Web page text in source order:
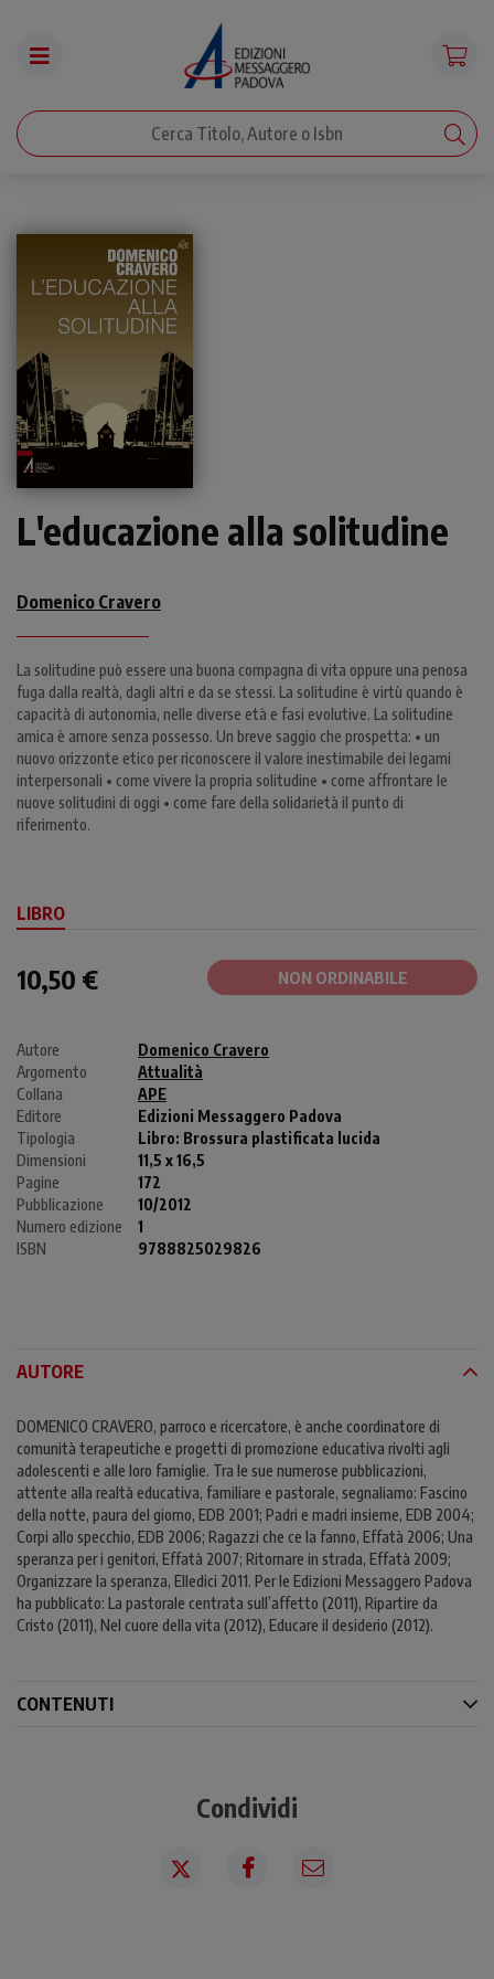
L'educazione alla solitudine
Domenico Cravero
La solitudine può essere una buona compagna di vita oppure una penosa
fuga dalla realtà, dagli altri e da se stessi. La solitudine è virtù quando è
capacità di autonomia, nelle diverse età e fasi evolutive. La solitudine
amica è amore senza possesso. Un breve saggio che prospetta: • un
nuovo orizzonte etico per riconoscere il valore inestimabile dei legami
interpersonali • come vivere la propria solitudine • come affrontare le
nuove solitudini di oggi • come fare della solidarietà il punto di
riferimento.
LIBRO
10,50 € NON ORDINABILE
Autore
Domenico Cravero
Argomento
Attualità
Collana
APE
Editore
Edizioni Messaggero Padova
Tipologia
Libro: Brossura plastificata lucida
Dimensioni
11,5 x 16,5
Pagine
172
Pubblicazione
10/2012
Numero edizione
1
ISBN
9788825029826
AUTORE
DOMENICO CRAVERO, parroco e ricercatore, è anche coordinatore di
comunità terapeutiche e progetti di promozione educativa rivolti agli
adolescenti e alle loro famiglie. Tra le sue numerose pubblicazioni,
attente alla realtà educativa, familiare e pastorale, segnaliamo: Fascino
della notte, paura del giorno, EDB 2001; Padri e madri insieme, EDB 2004;
Corpi allo specchio, EDB 2006; Ragazzi che ce la fanno, Effatà 2006; Una
speranza per i genitori, Effatà 2007; Ritornare in strada, Effatà 2009;
Organizzare la speranza, Elledici 2011. Per le Edizioni Messaggero Padova
ha pubblicato: La pastorale centrata sull’affetto (2011), Ripartire da
Cristo (2011), Nel cuore della vita (2012), Educare il desiderio (2012).
CONTENUTI
Condividi